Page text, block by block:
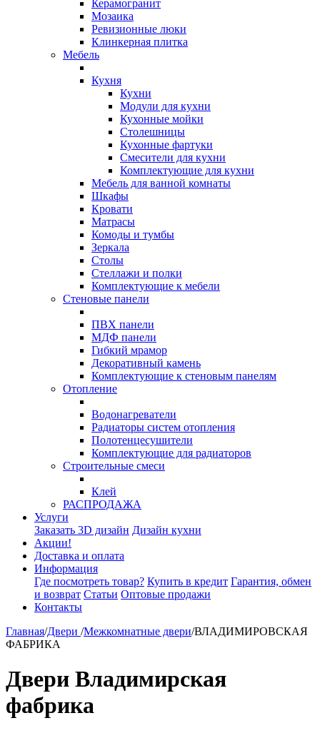
Керамогранит
Мозаика
Ревизионные люки
Клинкерная плитка
Мебель
Кухня
Кухни
Модули для кухни
Кухонные мойки
Столешницы
Кухонные фартуки
Смесители для кухни
Комплектующие для кухни
Мебель для ванной комнаты
Шкафы
Кровати
Матрасы
Комоды и тумбы
Зеркала
Столы
Стеллажи и полки
Комплектующие к мебели
Стеновые панели
ПВХ панели
МДФ панели
Гибкий мрамор
Декоративный камень
Комплектующие к стеновым панелям
Отопление
Водонагреватели
Радиаторы систем отопления
Полотенцесушители
Комплектующие для радиаторов
Строительные смеси
Клей
РАСПРОДАЖА
Услуги
Заказать 3D дизайн Дизайн кухни
Акции!
Доставка и оплата
Информация
Где посмотреть товар? Купить в кредит Гарантия, обмен
и возврат Статьи Оптовые продажи
Контакты
Главная/Двери /Межкомнатные двери/ВЛАДИМИРОВСКАЯ
ФАБРИКА
Двери Владимирская
фабрика